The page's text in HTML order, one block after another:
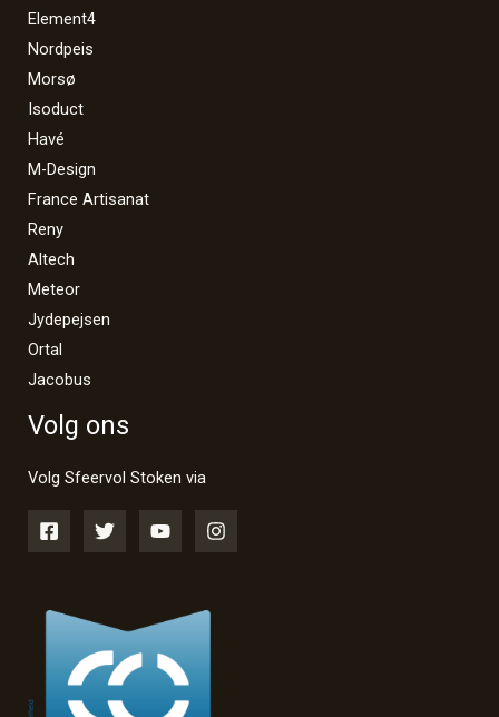
Element4
Nordpeis
Morsø
Isoduct
Havé
M-Design
France Artisanat
Reny
Altech
Meteor
Jydepejsen
Ortal
Jacobus
Volg ons
Volg Sfeervol Stoken via